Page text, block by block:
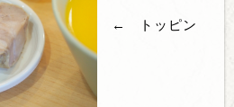
← トッピン